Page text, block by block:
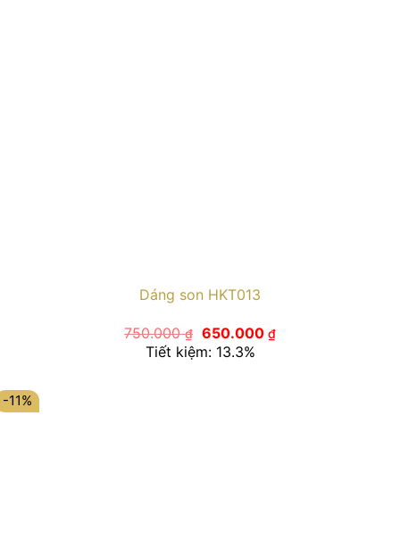
Dáng son HKT013
750.000₫ Giá
gốc
là:
650.000 ₫Giá
hiện
Tiết kiệm: 13.3%
-11%